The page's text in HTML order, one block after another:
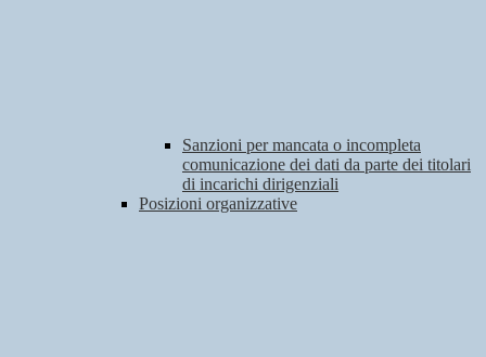
Sanzioni per mancata o incompleta
comunicazione dei dati da parte dei titolari
di incarichi dirigenziali
Posizioni organizzative